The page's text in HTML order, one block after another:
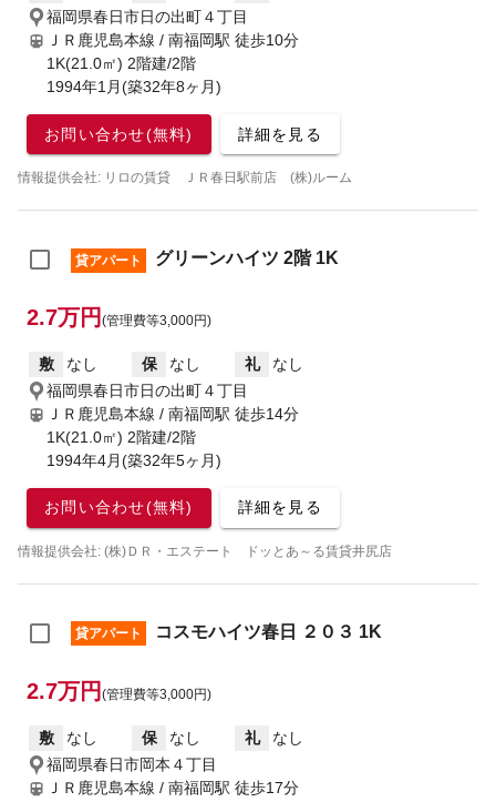
福岡県春日市日の出町４丁目
ＪＲ鹿児島本線 / 南福岡駅 徒歩10分
1K(21.0㎡) 2階建/2階
1994年1月(築32年8ヶ月)
お問い合わせ(無料) 詳細を見る
情報提供会社: リロの賃貸 ＪＲ春日駅前店 (株)ルーム
貸アパート グリーンハイツ 2階 1K
2.7万円 (管理費等3,000円)
敷 なし 保 なし 礼
なし
福岡県春日市日の出町４丁目
ＪＲ鹿児島本線 / 南福岡駅 徒歩14分
1K(21.0㎡) 2階建/2階
1994年4月(築32年5ヶ月)
お問い合わせ(無料) 詳細を見る
情報提供会社: (株)ＤＲ・エステート ドッとあ～る賃貸井尻店
貸アパート コスモハイツ春日 ２０３ 1K
2.7万円 (管理費等3,000円)
敷 なし 保 なし 礼
なし
福岡県春日市岡本４丁目
ＪＲ鹿児島本線 / 南福岡駅 徒歩17分